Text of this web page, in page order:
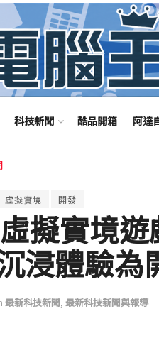
科技新聞 酷品開箱 阿達
虛擬實境 開發
虛擬實境
浸體驗為
最新科技新聞, 最新科技新聞與報導